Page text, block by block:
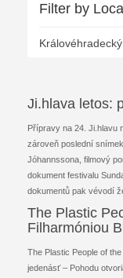
Filter by
Ji.hlava letos:
Přípravy na 24. Ji.hlavu
zároveň poslední
Jóhannssona, filmový
dokument festivalu
dokumentů pak vévodí
The Plastic
Filharmóniou
The Plastic People of
jedenásť – Pohodu